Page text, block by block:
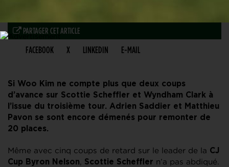
PARTAGER CET ARTICLE
FACEBOOK X LINKEDIN E-MAIL
Si Woo Kim ne compte plus que deux coups
d’avance sur Scottie Scheffler et Wyndham Clark à
l’issue du troisième tour. Adrien Saddier et Matthieu
Pavon se sont encore démenés pour remonter de
20 places.
Même avec cinq coups de retard sur le leader de la CJ
Cup Byron Nelson, Scottie Scheffler n’a pas abdiqué.